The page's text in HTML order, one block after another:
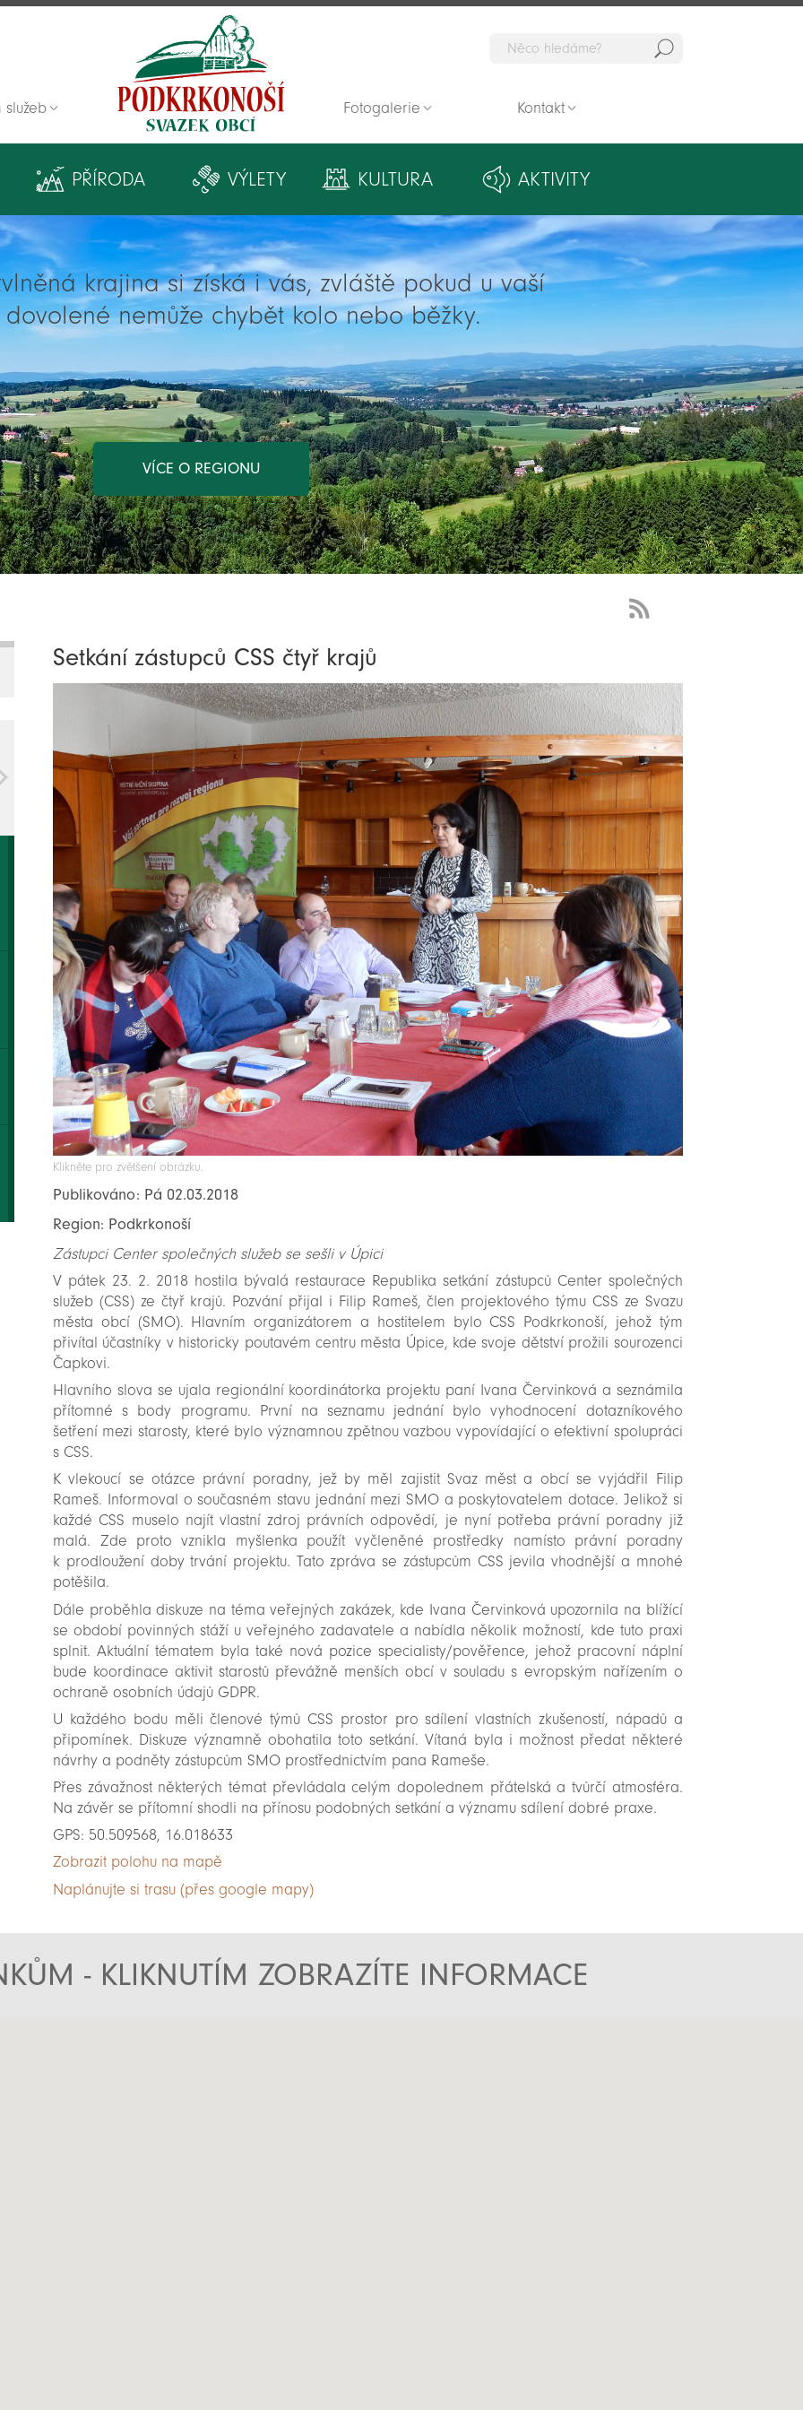
Zpět na titulní stranu
služeb Fotogalerie Kontakt
PŘÍRODA VÝLETY KULTURA AKTIVITY
krajina si získá i vás, zvláště pokud u vaší
nemůže chybět kolo nebo běžky.
VÍCE O REGIONU
novinky
Setkání zástupců CSS čtyř krajů
Klikněte pro zvětšení obrázku.
Publikováno: Pá 02.03.2018
Region: Podkrkonoší
Zástupci Center společných služeb se sešli v Úpici
V pátek 23. 2. 2018 hostila bývalá restaurace Republika setkání zástupců Center společných
služeb (CSS) ze čtyř krajů. Pozvání přijal i Filip Rameš, člen projektového týmu CSS ze Svazu
města obcí (SMO). Hlavním organizátorem a hostitelem bylo CSS Podkrkonoší, jehož tým
přivítal účastníky v historicky poutavém centru města Úpice, kde svoje dětství prožili sourozenci
Čapkovi.
Hlavního slova se ujala regionální koordinátorka projektu paní Ivana Červinková a seznámila
přítomné s body programu. První na seznamu jednání bylo vyhodnocení dotazníkového
šetření mezi starosty, které bylo významnou zpětnou vazbou vypovídající o efektivní spolupráci
s CSS.
K vlekoucí se otázce právní poradny, jež by měl zajistit Svaz měst a obcí se vyjádřil Filip
Rameš. Informoval o současném stavu jednání mezi SMO a poskytovatelem dotace. Jelikož si
každé CSS muselo najít vlastní zdroj právních odpovědí, je nyní potřeba právní poradny již
malá. Zde proto vznikla myšlenka použít vyčleněné prostředky namísto právní poradny
k prodloužení doby trvání projektu. Tato zpráva se zástupcům CSS jevila vhodnější a mnohé
potěšila.
Dále proběhla diskuze na téma veřejných zakázek, kde Ivana Červinková upozornila na blížící
se období povinných stáží u veřejného zadavatele a nabídla několik možností, kde tuto praxi
splnit. Aktuální tématem byla také nová pozice specialisty/pověřence, jehož pracovní náplní
bude koordinace aktivit starostů převážně menších obcí v souladu s evropským nařízením o
ochraně osobních údajů GDPR.
U každého bodu měli členové týmů CSS prostor pro sdílení vlastních zkušeností, nápadů a
připomínek. Diskuze významně obohatila toto setkání. Vítaná byla i možnost předat některé
návrhy a podněty zástupcům SMO prostřednictvím pana Rameše.
Přes závažnost některých témat převládala celým dopolednem přátelská a tvůrčí atmosféra.
Na závěr se přítomní shodli na přínosu podobných setkání a významu sdílení dobré praxe.
GPS: 50.509568, 16.018633
Zobrazit polohu na mapě
Naplánujte si trasu (přes google mapy)
- KLIKNUTÍM ZOBRAZÍTE INFORMACE